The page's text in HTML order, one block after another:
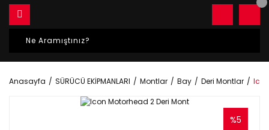
Anasayfa SÜRÜCÜ EKİPMANLARI Montlar Bay Deri Montlar
%5